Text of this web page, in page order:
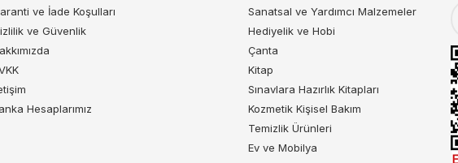
ve İade Koşulları
ve Güvenlik
Hesaplarımız
Sanatsal ve Yardımcı Malzemeler
Hediyelik ve Hobi
Çanta
Kitap
Sınavlara Hazırlık Kitapları
Kozmetik Kişisel Bakım
Temizlik Ürünleri
Ev ve Mobilya